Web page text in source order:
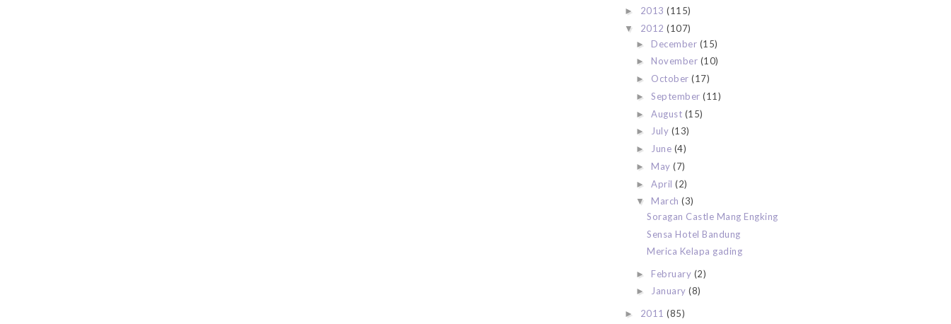
► 2013 (115)
▼ 2012 (107)
► December (15)
► November (10)
► October(17)
►September(11)
►August (15)
► July (13)
► June (4)
► May(7)
►April(2)
▼ March(3)
Soragan Castle Mang Engking
Sensa Hotel Bandung
Merica Kelapa gading
► February (2)
► January(8)
► 2011 (85)